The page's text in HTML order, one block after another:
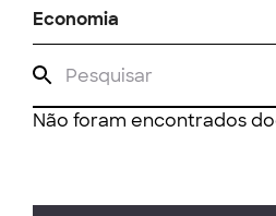
Economia
Não foram encontrados